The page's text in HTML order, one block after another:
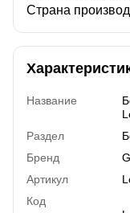
Страна
Название
Раздел
Бренд
Артикул
Код